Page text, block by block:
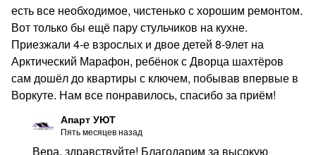
есть все необходимое, чистенько с хорошим ремонтом.
Вот только бы ещё пару стульчиков на кухне.
Приезжали 4-е взрослых и двое детей 8-9лет на
Арктический Марафон, ребёнок с Дворца шахтёров
сам дошёл до квартиры с ключем, побывав впервые в
Воркуте. Нам все понравилось, спасибо за приём!
Апарт УЮТ
Пять месяцев назад
Вера, здравствуйте! Благодарим за высокую